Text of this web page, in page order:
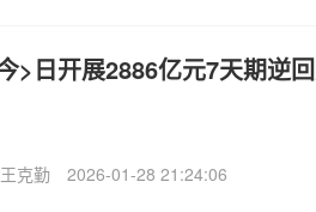
>日开展2886亿元7天期逆
王克勤 2026-01-28 21:24:06